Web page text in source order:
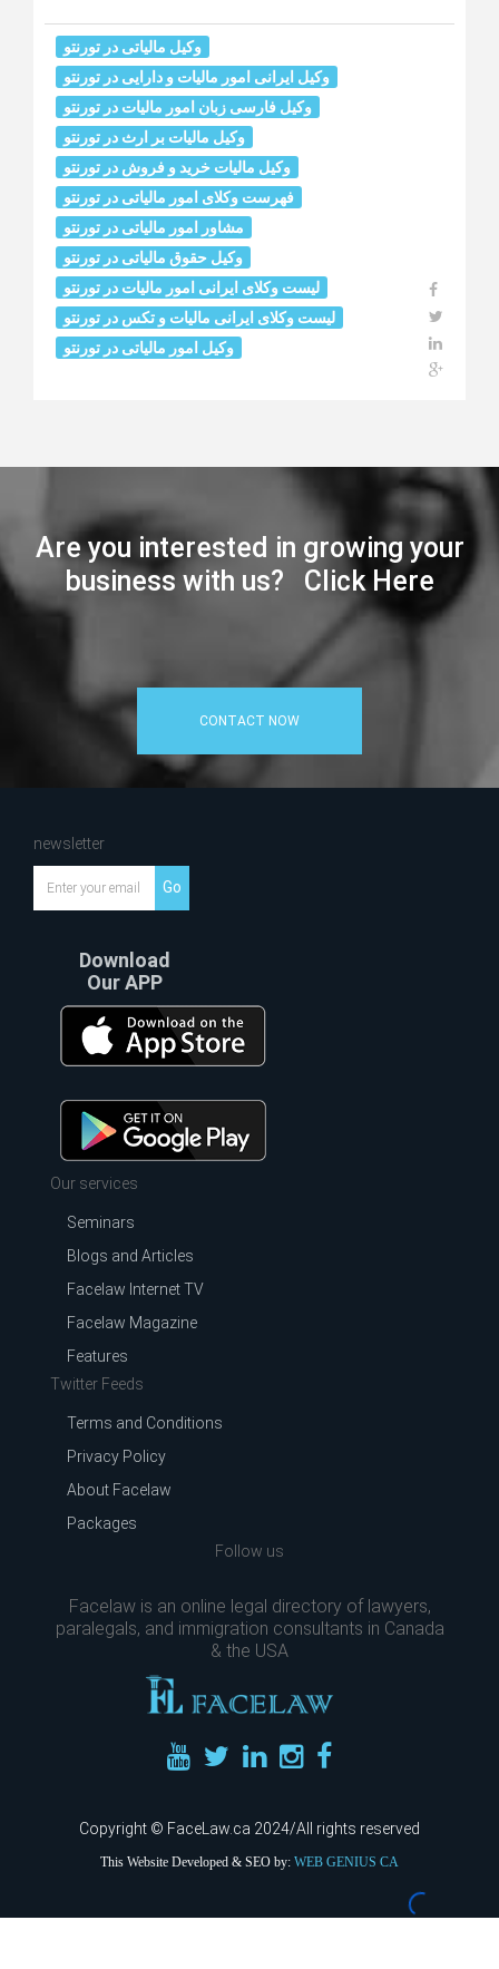
وکیل مالیاتی در تورنتو
وکیل ایرانی امور مالیات و دارایی در تورنتو
وکیل فارسی زبان امور مالیات در تورنتو
وکیل مالیات بر ارث در تورنتو
وکیل مالیات خرید و فروش در تورنتو
فهرست وکلای امور مالیاتی در تورنتو
مشاور امور مالیاتی در تورنتو
وکیل حقوق مالیاتی در تورنتو
لیست وکلای ایرانی امور مالیات در تورنتو
لیست وکلای ایرانی مالیات و تکس در تورنتو
وکیل امور مالیاتی در تورنتو
Are you interested in growing your
business with us? Click Here
CONTACT NOW
newsletter
Go
Download
Our APP
Our services
Seminars
Blogs and Articles
Facelaw Internet TV
Facelaw Magazine
Features
Twitter Feeds
Terms and Conditions
Privacy Policy
About Facelaw
Packages
Follow us
Facelaw is an online legal directory of lawyers,
paralegals, and immigration consultants in Canada
& the USA
Copyright © FaceLaw.ca 2024/All rights reserved
This Website Developed & SEO by: WEB GENIUS CA